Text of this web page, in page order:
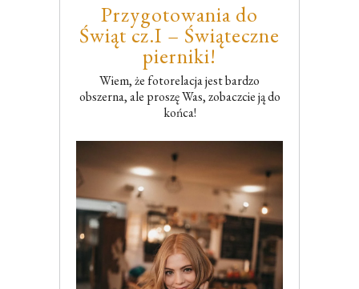
Przygotowania do
Świąt cz.I – Świąteczne
pierniki!
Wiem, że fotorelacja jest bardzo
obszerna, ale proszę Was, zobaczcie ją do
końca!